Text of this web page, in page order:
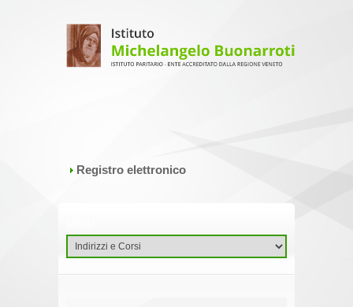
Registro elettronico